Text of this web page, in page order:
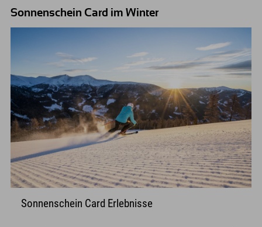
Sonnenschein Card im Winter
Sonnenschein Card Erlebnisse